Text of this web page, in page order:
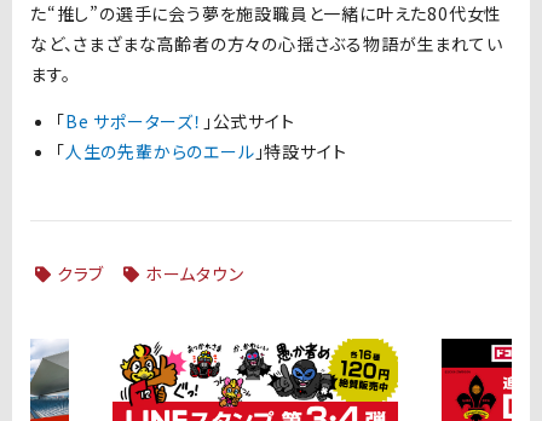
た“推し”の選⼿に会う夢を施設職員と⼀緒に叶えた80代⼥性
など、さまざまな⾼齢者の⽅々の⼼揺さぶる物語が⽣まれてい
ます。
「Be サポーターズ！ 」公式サイト
「人生の先輩からのエール 」特設サイト
クラブ ホームタウン